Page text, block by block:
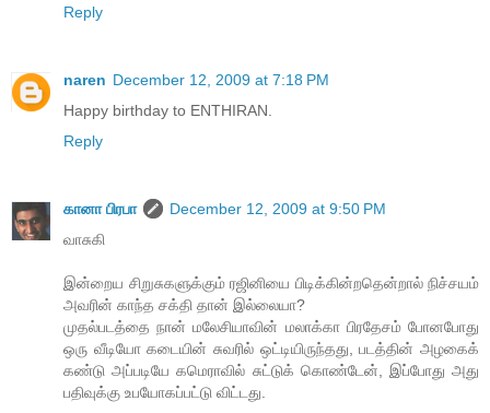
Reply
naren December 12, 2009 at 7:18 PM
Happy birthday to ENTHIRAN.
Reply
கானா பிரபா
December 12, 2009 at 9:50 PM
வாசுகி
இன்றைய சிறுசுகளுக்கும் ரஜினியை பிடிக்கின்றதென்றால் நிச்சயம்
அவரின் காந்த சக்தி தான் இல்லையா?
முதல்படத்தை நான் மலேசியாவின் மலாக்கா பிரதேசம் போனபோது
ஒரு வீடியோ கடையின் சுவரில் ஒட்டியிருந்தது, படத்தின் அழகைக்
கண்டு அப்படியே கமெராவில் சுட்டுக் கொண்டேன், இப்போது அது
பதிவுக்கு உபயோகப்பட்டு விட்டது.